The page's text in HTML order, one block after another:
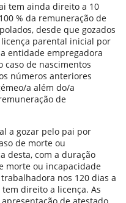
tem ainda direito a 10
% da remuneração de
desde que gozados
parental inicial por
entidade empregadora
caso de nascimentos
números anteriores
a além do/a
de
a gozar pelo pai por
de morte ou
desta, com a duração
morte ou incapacidade
nos 120 dias a
direito a licença. As